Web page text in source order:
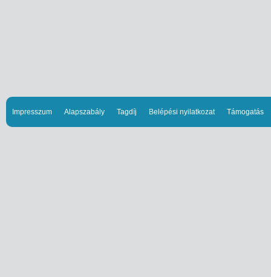
Impresszum Alapszabály Tagdíj Belépési nyilatkozat Támogatás